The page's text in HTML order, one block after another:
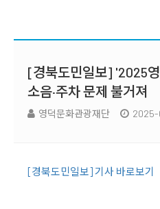
[경북도민일보] '2025
소음·주차 문제 불거져
영덕문화관광재단 2025-
[경북도민일보] 기사 바로보기